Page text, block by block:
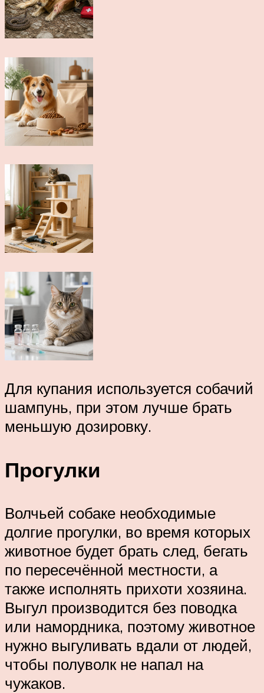
Для купания используется собачий
шампунь, при этом лучше брать
меньшую дозировку.
Прогулки
Волчьей собаке необходимые
долгие прогулки, во время которых
животное будет брать след, бегать
по пересечённой местности, а
также исполнять прихоти хозяина.
Выгул производится без поводка
или намордника, поэтому животное
нужно выгуливать вдали от людей,
чтобы полуволк не напал на
чужаков.